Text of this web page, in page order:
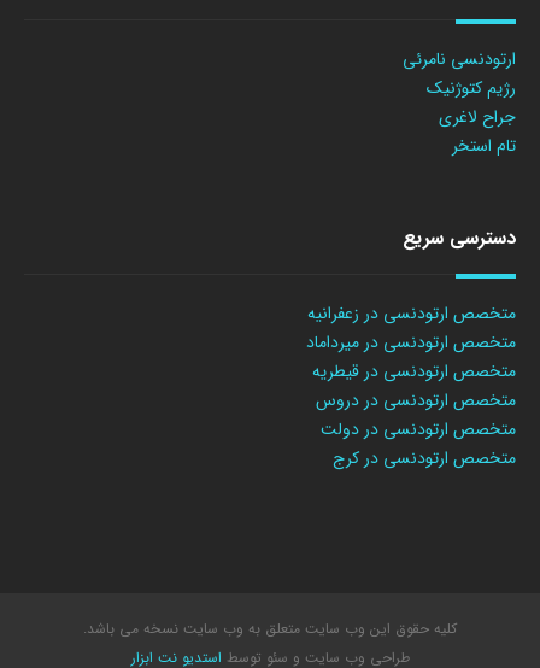
ارتودنسی نامرئی
رژیم کتوژنیک
جراح لاغری
تام استخر
دسترسی سریع
متخصص ارتودنسی در زعفرانیه
متخصص ارتودنسی در میرداماد
متخصص ارتودنسی در قیطریه
متخصص ارتودنسی در دروس
متخصص ارتودنسی در دولت
متخصص ارتودنسی در کرج
کلیه حقوق این وب سایت متعلق به وب سایت نسخه می باشد.
طراحی وب سایت و سئو توسط استدیو نت ابزار